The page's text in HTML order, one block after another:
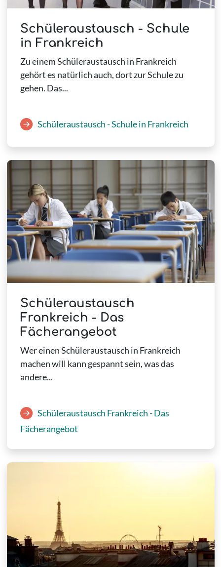
Schüleraustausch - Schule
in Frankreich
Zu einem Schüleraustausch in Frankreich
gehört es natürlich auch, dort zur Schule zu
gehen. Das...
Schüleraustausch - Schule in Frankreich
Schüleraustausch
Frankreich - Das
Fächerangebot
Wer einen Schüleraustausch in Frankreich
machen will kann gespannt sein, was das
andere...
Schüleraustausch Frankreich - Das
Fächerangebot